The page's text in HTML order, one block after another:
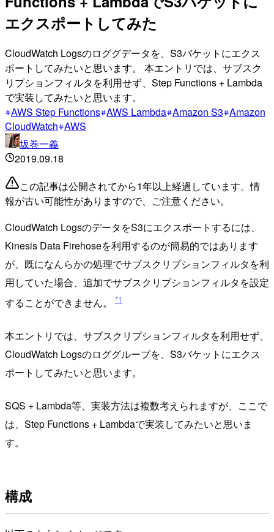
エクスポートしてみた
CloudWatch Logsのロググデータを、S3バケットにエクス
ポートしてみたいと思います。 本エントリでは、サブスク
リプションフィルタを利用せず、Step Functions + Lambda
で実装してみたいと思います。
AWS Step Functions AWS Lambda Amazon S3 Amazon
CloudWatch AWS
坂巻一義
2019.09.18
この記事は公開されてから1年以上経過しています。情
報が古い可能性がありますので、ご注意ください。
CloudWatch LogsのデータをS3にエクスポートするには、
Kinesis Data Firehoseを利用するのが簡易的ではあります
が、既になんらかの処理でサブスクリプションフィルタを利
用していた場合、追加でサブスクリプションフィルタを設定
することができません。
*1
本エントリでは、サブスクリプションフィルタを利用せず、
CloudWatch Logsのロググループを、S3バケットにエクス
ポートしてみたいと思います。
SQS + Lambda等、実装方法は複数考えられますが、ここで
は、Step Functions + Lambdaで実装してみたいと思いま
す。
構成